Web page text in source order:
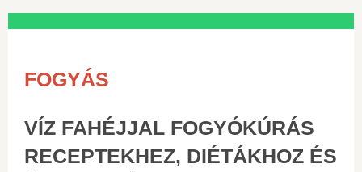
FOGYÁS
VÍZ FAHÉJJAL FOGYÓKÚRÁS
RECEPTEKHEZ, DIÉTÁKHOZ ÉS